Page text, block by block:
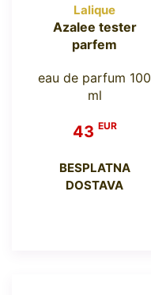
Lalique
Azalee tester
parfem
eau de parfum 100
ml
43 EUR
BESPLATNA
DOSTAVA